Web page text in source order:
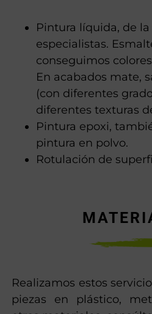
Pintura líquida, de
especialistas.
conseguimos
En acabados mate,
(con diferentes
diferentes texturas
Pintura epoxi,
pintura en polvo.
Rotulación de
Realizamos estos
piezas en plástico,